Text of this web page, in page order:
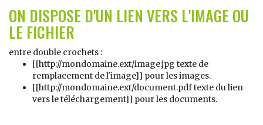
ON DISPOSE D'UN LIEN VERS L'IMAGE OU
LE FICHIER
entre double crochets :
[[http://mondomaine.ext/image.jpg texte de
remplacement de l'image]] pour les images.
[[http://mondomaine.ext/document.pdf texte du lien
vers le téléchargement]] pour les documents.